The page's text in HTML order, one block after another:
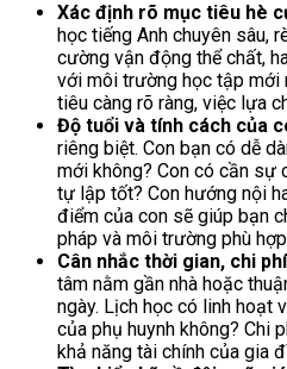
Xác định rõ mục tiêu hè
học tiếng Anh chuyên sâu,
cường vận động thể chất,
với môi trường học tập mới
tiêu càng rõ ràng, việc lựa
Độ tuổi và tính cách của
riêng biệt. Con bạn có dễ
mới không? Con có cần sự
tự lập tốt? Con hướng nội
điểm của con sẽ giúp bạn
pháp và môi trường phù
Cân nhắc thời gian, chi
tâm nằm gần nhà hoặc
ngày. Lịch học có linh hoạt
của phụ huynh không? Chi
khả năng tài chính của gia